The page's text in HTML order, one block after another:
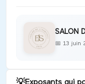
SALON
📅 13 juin